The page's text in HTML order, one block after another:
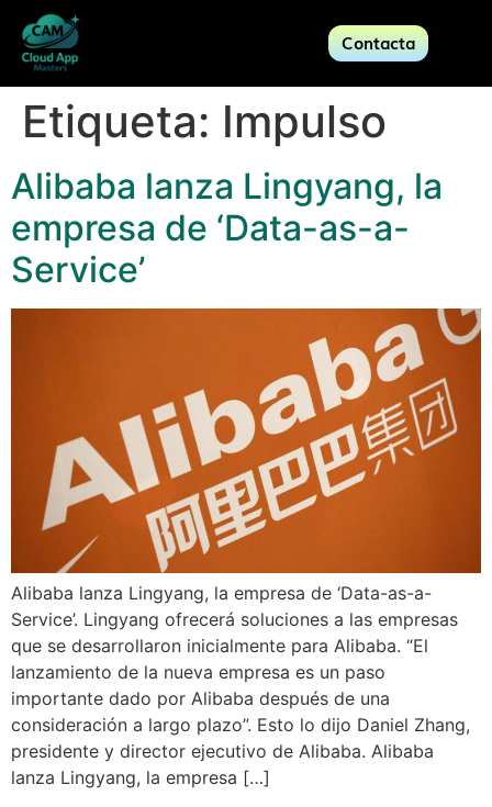
Contacta
Etiqueta: Impulso
Alibaba lanza Lingyang, la
empresa de ‘Data-as-a-
Service’
Alibaba lanza Lingyang, la empresa de ‘Data-as-a-
Service’. Lingyang ofrecerá soluciones a las empresas
que se desarrollaron inicialmente para Alibaba. “El
lanzamiento de la nueva empresa es un paso
importante dado por Alibaba después de una
consideración a largo plazo”. Esto lo dijo Daniel Zhang,
presidente y director ejecutivo de Alibaba. Alibaba
lanza Lingyang, la empresa […]